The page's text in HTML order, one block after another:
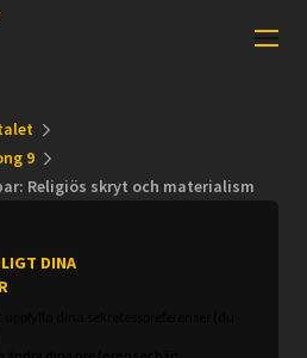
9
Religiös skryt och materialism
DINA